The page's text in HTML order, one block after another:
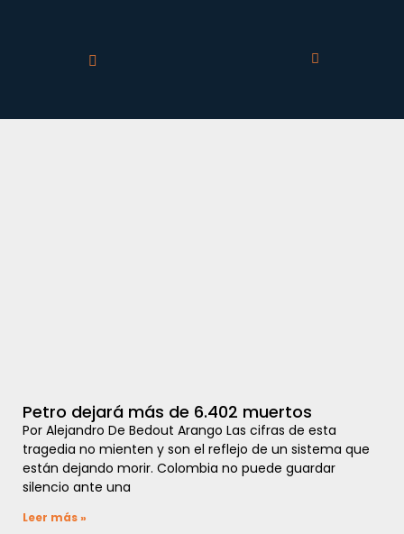
Petro dejará más de 6.402 muertos
Por Alejandro De Bedout Arango Las cifras de esta
tragedia no mienten y son el reflejo de un sistema que
están dejando morir. Colombia no puede guardar
silencio ante una
Leer más »